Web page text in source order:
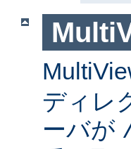
ディレ
ーバが